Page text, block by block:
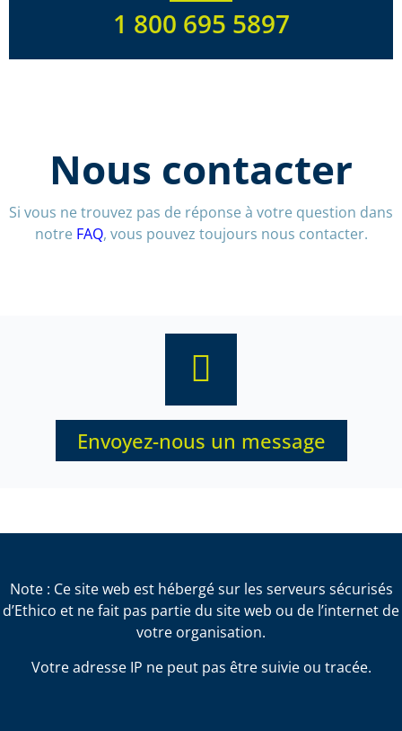
1 800 695 5897
Nous contacter
Si vous ne trouvez pas de réponse à votre question dans
notre FAQ, vous pouvez toujours nous contacter.
Envoyez-nous un message
Note : Ce site web est hébergé sur les serveurs sécurisés
d’Ethico et ne fait pas partie du site web ou de l’internet de
votre organisation.
Votre adresse IP ne peut pas être suivie ou tracée.